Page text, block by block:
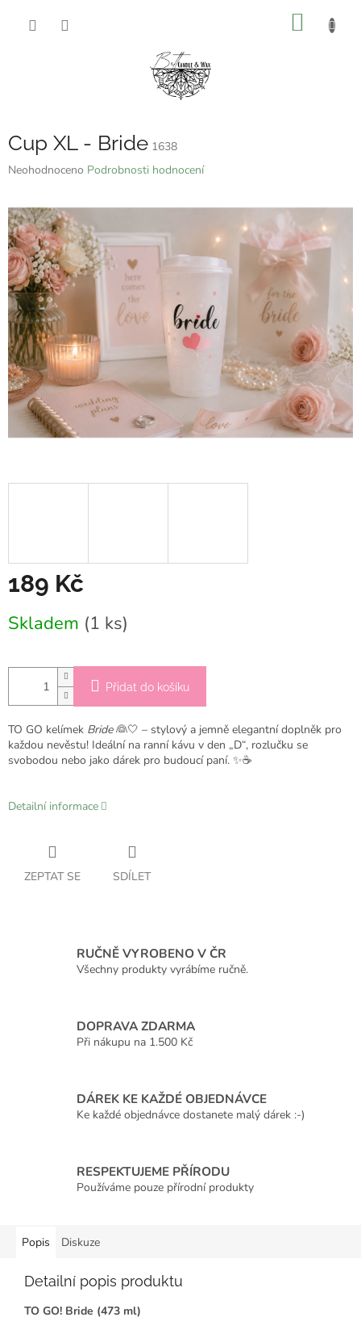
Cup XL - Bride 1638
Průměrné
je
0,0
z
5
hvězdiček.
Neohodnoceno Podrobnosti hodnocení
189 Kč
cena:
Skladem (1 ks)
Přidat do košíku
TO GO kelímek Bride👰🤍 – stylový a jemně elegantní doplněk pro
každou nevěstu! Ideální na ranní kávu v den „D“, rozlučku se
svobodou nebo jako dárek pro budoucí paní. ✨☕
Detailní informace
ZEPTAT SE SDÍLET
RUČNĚ VYROBENO V ČR
Všechny produkty vyrábíme ručně.
DOPRAVA ZDARMA
Při nákupu na 1.500 Kč
DÁREK KE KAŽDÉ OBJEDNÁVCE
Ke každé objednávce dostanete malý dárek :-)
RESPEKTUJEME PŘÍRODU
Používáme pouze přírodní produkty
Popis Diskuze
Detailní popis produktu
C
h
TO GO! Bride (473 ml)